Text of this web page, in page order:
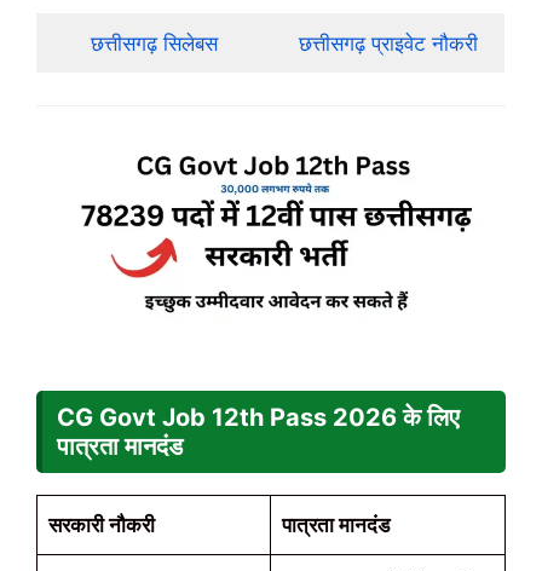
छत्तीसगढ़ सिलेबस छत्तीसगढ़ प्राइवेट नौकरी
CG Govt Job 12th Pass 2026 के लिए
पात्रता मानदंड
सरकारी नौकरी पात्रता मानदंड